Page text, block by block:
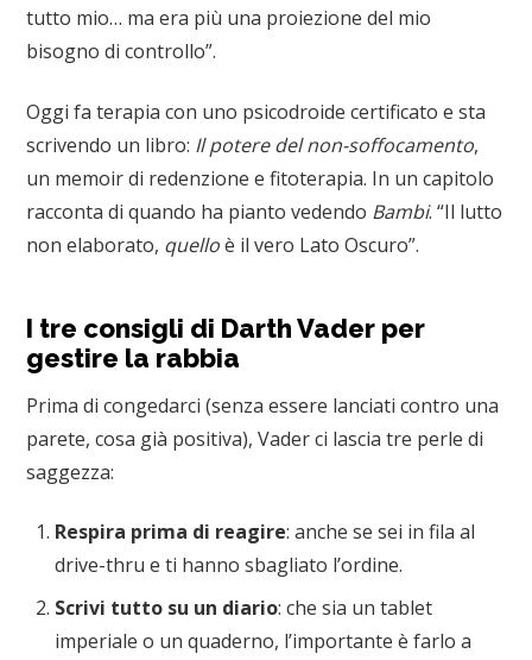
tutto mio… ma era più una proiezione del mio
bisogno di controllo”.
Oggi fa terapia con uno psicodroide certificato e sta
scrivendo un libro: Il potere del non-soffocamento,
un memoir di redenzione e fitoterapia. In un capitolo
racconta di quando ha pianto vedendo Bambi. “Il lutto
non elaborato, quelloè il vero Lato Oscuro”.
I tre consigli di Darth Vader per
gestire la rabbia
Prima di congedarci (senza essere lanciati contro una
parete, cosa già positiva), Vader ci lascia tre perle di
saggezza:
Respira prima di reagire: anche se sei in fila al
drive-thru e ti hanno sbagliato l’ordine.
Scrivi tutto su un diario: che sia un tablet
imperiale o un quaderno, l’importante è farlo a